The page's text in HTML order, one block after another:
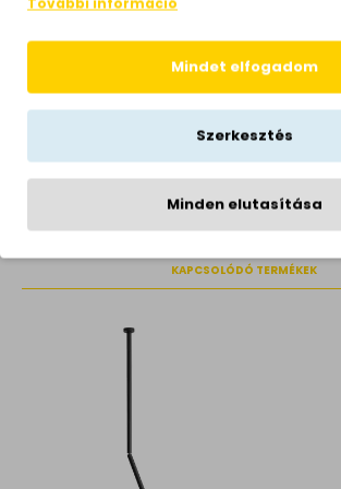
Hálózati feszültség
230 Volt
KAPCSOLÓDÓ TERMÉKEK
Mindet elfogadom
Szerkesztés
Minden elutasítása